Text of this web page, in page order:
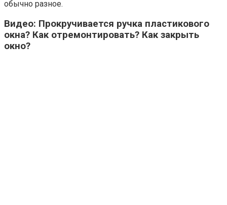
обычно разное.
Видео: Прокручивается ручка пластикового
окна? Как отремонтировать? Как закрыть
окно?